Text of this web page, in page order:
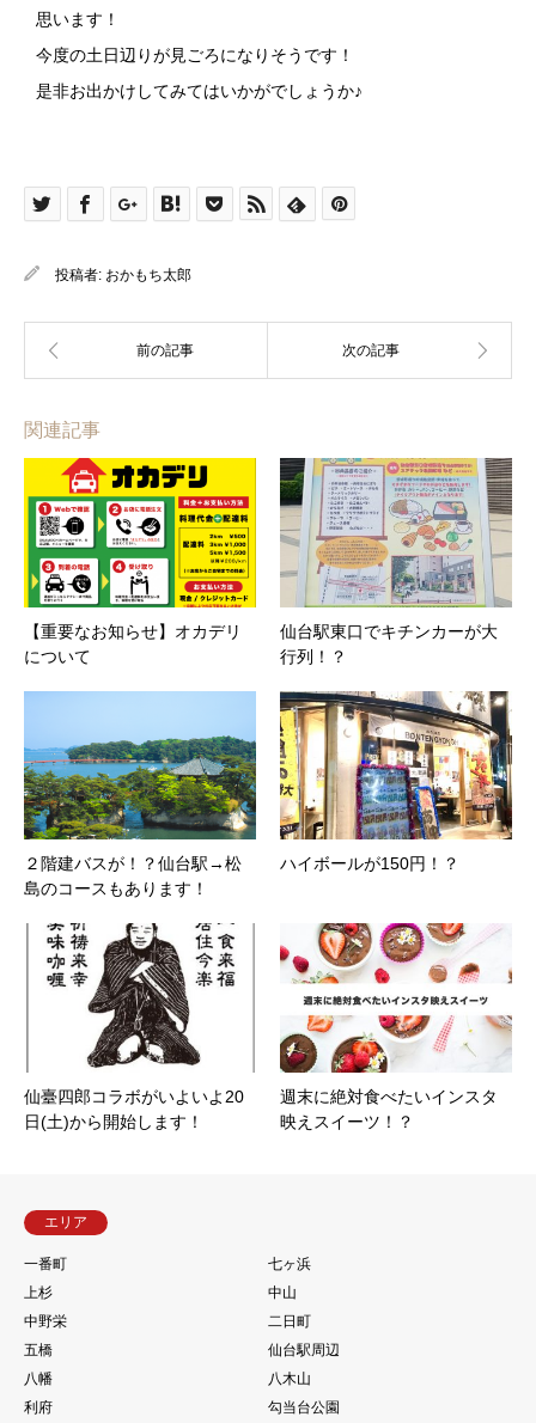
思います！
今度の土日辺りが見ごろになりそうです！
是非お出かけしてみてはいかがでしょうか♪
投稿者: おかもち太郎
関連記事
【重要なお知らせ】オカデリ
について
仙台駅東口でキチンカーが大
行列！？
２階建バスが！？仙台駅→松
島のコースもあります！
ハイボールが150円！？
仙臺四郎コラボがいよいよ20
日(土)から開始します！
週末に絶対食べたいインスタ
映えスイーツ！？
エリア
一番町
七ヶ浜
上杉
中山
中野栄
二日町
五橋
仙台駅周辺
八幡
八木山
利府
勾当台公園